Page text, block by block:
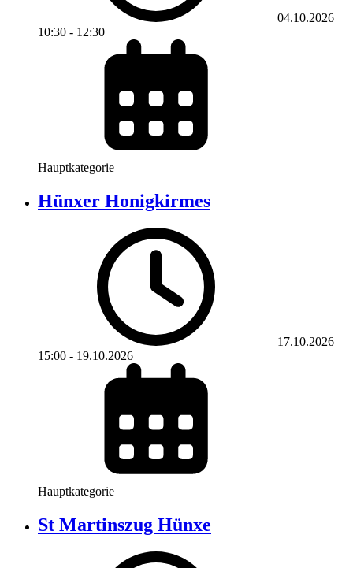
04.10.2026
10:30 - 12:30
Hauptkategorie
Hünxer Honigkirmes
17.10.2026
15:00 - 19.10.2026
Hauptkategorie
St Martinszug Hünxe